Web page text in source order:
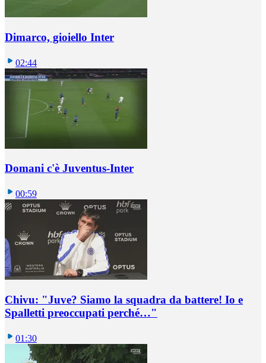
Dimarco, gioiello Inter
02:44
Domani c'è Juventus-Inter
00:59
Chivu: "Juve? Siamo la squadra da battere! Io e
Spalletti preoccupati perché…"
01:30